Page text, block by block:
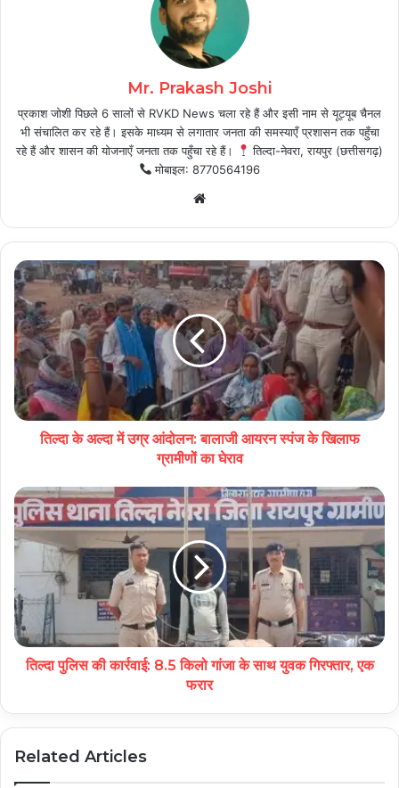
Mr. Prakash Joshi
प्रकाश जोशी पिछले 6 सालों से RVKD News चला रहे हैं और इसी नाम से यूट्यूब चैनल
भी संचालित कर रहे हैं। इसके माध्यम से लगातार जनता की समस्याएँ प्रशासन तक पहुँचा
रहे हैं और शासन की योजनाएँ जनता तक पहुँचा रहे हैं।
तिल्दा-नेवरा, रायपुर (छत्तीसगढ़)
मोबाइल: 8770564196
Website
तिल्दा के अल्दा में उग्र आंदोलन: बालाजी आयरन स्पंज के खिलाफ
ग्रामीणों का घेराव
तिल्दा पुलिस की कार्रवाई: 8.5 किलो गांजा के साथ युवक गिरफ्तार, एक
फरार
Related Articles